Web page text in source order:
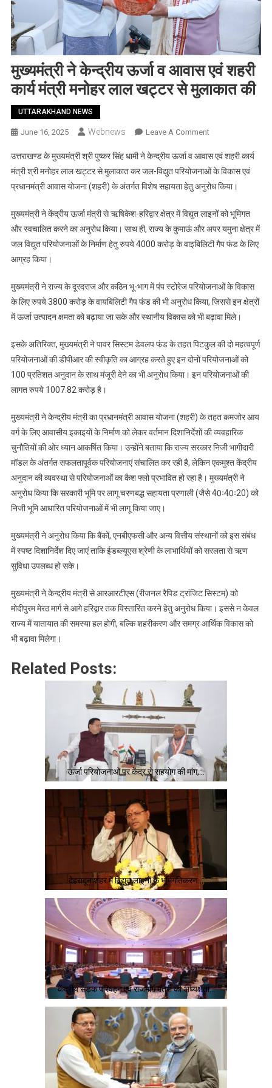
मुख्यमंत्री ने केन्द्रीय ऊर्जा व आवास एवं शहरी
कार्य मंत्री मनोहर लाल खट्टर से मुलाकात की
UTTARAKHAND NEWS
June 16, 2025 Webnews Leave A CommentOn
ने
केन्द्रीय
ऊर्जा
आवास
एवं
शहरी
मनोहर
लाल
खट्टर
मुलाकात
की
उत्तराखण्ड के मुख्यमंत्री श्री पुष्कर सिंह धामी ने केन्द्रीय ऊर्जा व आवास एवं शहरी कार्य
मंत्री श्री मनोहर लाल खट्टर से मुलाकात कर जल-विद्युत परियोजनाओं के विकास एवं
प्रधानमंत्री आवास योजना (शहरी) के अंतर्गत विशेष सहायता हेतु अनुरोध किया।
मुख्यमंत्री ने केंद्रीय ऊर्जा मंत्री से ऋषिकेश-हरिद्वार क्षेत्र में विद्युत लाइनों को भूमिगत
और स्वचालित करने का अनुरोध किया। साथ ही, राज्य के कुमाऊं और अपर यमुना क्षेत्र में
जल विद्युत परियोजनाओं के निर्माण हेतु रुपये 4000 करोड़ के वाइबिलिटी गैप फंड के लिए
आग्रह किया।
मुख्यमंत्री ने राज्य के दूरदराज और कठिन भू-भाग में पंप स्टोरेज परियोजनाओं के विकास
के लिए रुपये 3800 करोड़ के वायबिलिटी गैप फंड की भी अनुरोध किया, जिससे इन क्षेत्रों
में ऊर्जा उत्पादन क्षमता को बढ़ाया जा सके और स्थानीय विकास को भी बढ़ावा मिले।
इसके अतिरिक्त, मुख्यमंत्री ने पावर सिस्टम डेवलप फंड के तहत पिटकुल की दो महत्वपूर्ण
परियोजनाओं की डीपीआर की स्वीकृति का आग्रह करते हुए इन दोनों परियोजनाओं को
100 प्रतिशत अनुदान के साथ मंजूरी देने का भी अनुरोध किया। इन परियोजनाओं की
लागत रुपये 1007.82 करोड़ है।
मुख्यमंत्री ने केन्द्रीय मंत्री का प्रधानमंत्री आवास योजना (शहरी) के तहत कमजोर आय
वर्ग के लिए आवासीय इकाइयों के निर्माण को लेकर वर्तमान दिशानिर्देशों की व्यवहारिक
चुनौतियों की ओर ध्यान आकर्षित किया। उन्होंने बताया कि राज्य सरकार निजी भागीदारी
मॉडल के अंतर्गत सफलतापूर्वक परियोजनाएं संचालित कर रही है, लेकिन एकमुश्त केंद्रीय
अनुदान की व्यवस्था से परियोजनाओं का कैश फ्लो प्रभावित हो रहा है। मुख्यमंत्री ने
अनुरोध किया कि सरकारी भूमि पर लागू चरणबद्ध सहायता प्रणाली (जैसे 40ः40ः20) को
निजी भूमि आधारित परियोजनाओं में भी लागू किया जाए।
मुख्यमंत्री ने अनुरोध किया कि बैंकों, एनबीएफसी और अन्य वित्तीय संस्थानों को इस संबंध
में स्पष्ट दिशानिर्देश दिए जाएं ताकि ईडब्ल्यूएस श्रेणी के लाभार्थियों को सरलता से ऋण
सुविधा उपलब्ध हो सके।
मुख्यमंत्री ने केन्द्रीय मंत्री से आरआरटीएस (रीजनल रैपिड ट्रांजिट सिस्टम) को
मोदीपुरम मेरठ मार्ग से आगे हरिद्वार तक विस्तारित करने हेतु अनुरोध किया। इससे न केवल
राज्य में यातायात की समस्या हल होगी, बल्कि शहरीकरण और समग्र आर्थिक विकास को
भी बढ़ावा मिलेगा।
Related Posts:
ऊर्जा परियोजनाओं पर केंद्र से सहयोग की मांग,…
देहरादून शहर में विद्युत लाइनों के भूमिगतिकरण…
केंद्रीय सड़क परिवहन एवं राजमार्ग मंत्री की अध्यक्षता…